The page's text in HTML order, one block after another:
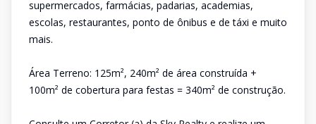
supermercados, farmácias, padarias, academias,
escolas, restaurantes, ponto de ônibus e de táxi e muito
mais.
Área Terreno: 125m², 240m² de área construída +
100m² de cobertura para festas = 340m² de construção.